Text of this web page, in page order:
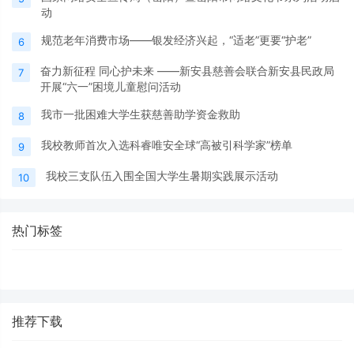
动
6 规范老年消费市场——银发经济兴起，“适老”更要“护老”
7
奋力新征程 同心护未来 ——新安县慈善会联合新安县民政局
开展“六一”困境儿童慰问活动
8 我市一批困难大学生获慈善助学资金救助
9 我校教师首次入选科睿唯安全球“高被引科学家”榜单
10 我校三支队伍入围全国大学生暑期实践展示活动
热门标签
推荐下载